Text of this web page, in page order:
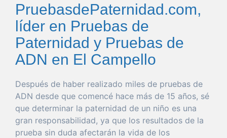
PruebasdePaternidad.com,
líder en Pruebas de
Paternidad y Pruebas de
ADN en El Campello
Después de haber realizado miles de pruebas de
ADN desde que comencé hace más de 15 años, sé
que determinar la paternidad de un niño es una
gran responsabilidad, ya que los resultados de la
prueba sin duda afectarán la vida de los